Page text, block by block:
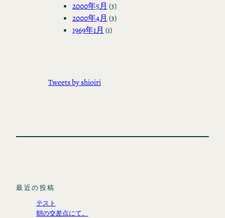
2000年5月 (3)
2000年4月 (3)
1969年1月 (1)
Tweets by shioiri
最近の投稿
テスト
朝の交差点にて。